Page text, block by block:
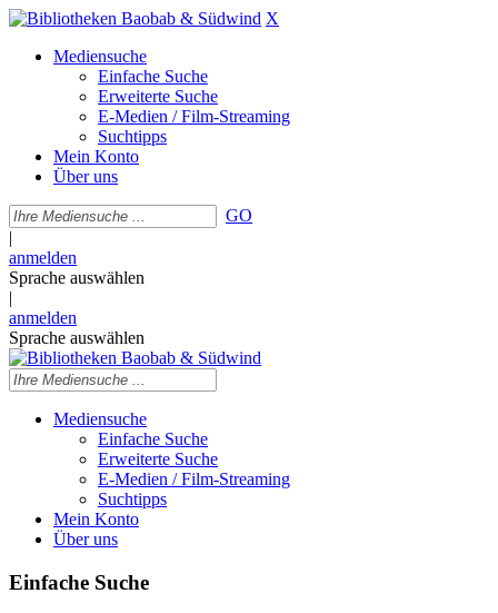
X
Mediensuche
Einfache Suche
Erweiterte Suche
E-Medien / Film-Streaming
Suchtipps
Mein Konto
Über uns
GO
|
anmelden
Sprache auswählen
|
anmelden
Sprache auswählen
Mediensuche
Einfache Suche
Erweiterte Suche
E-Medien / Film-Streaming
Suchtipps
Mein Konto
Über uns
Einfache Suche